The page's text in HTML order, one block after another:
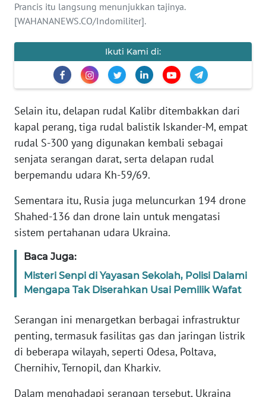
Prancis itu langsung menunjukkan tajinya.
[WAHANANEWS.CO/Indomiliter].
Ikuti Kami di:
Selain itu, delapan rudal Kalibr ditembakkan dari
kapal perang, tiga rudal balistik Iskander-M, empat
rudal S-300 yang digunakan kembali sebagai
senjata serangan darat, serta delapan rudal
berpemandu udara Kh-59/69.
Sementara itu, Rusia juga meluncurkan 194 drone
Shahed-136 dan drone lain untuk mengatasi
sistem pertahanan udara Ukraina.
Baca Juga:
Misteri Senpi di Yayasan Sekolah, Polisi Dalami
Mengapa Tak Diserahkan Usai Pemilik Wafat
Serangan ini menargetkan berbagai infrastruktur
penting, termasuk fasilitas gas dan jaringan listrik
di beberapa wilayah, seperti Odesa, Poltava,
Chernihiv, Ternopil, dan Kharkiv.
Dalam menghadapi serangan tersebut, Ukraina
PENDIDIKAN
OLAHRAGA
EDITORIAL
Informasi
INDEKS
BERITA
KONTAK
KAMI
INFO
TENTANG
PEDOMAN
MEDIA
SIBER